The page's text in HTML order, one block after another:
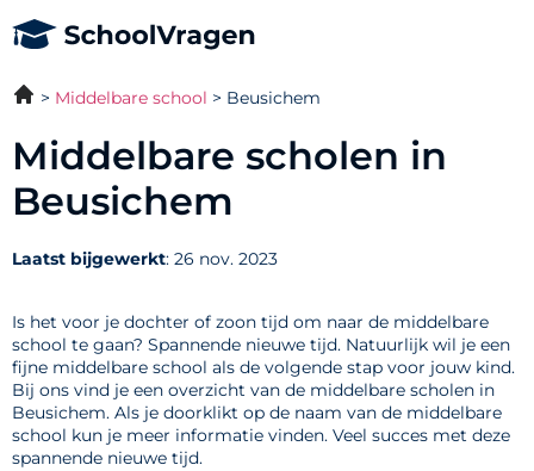
Middelbare school Beusichem
Middelbare scholen in
Beusichem
Laatst bijgewerkt: 26 nov. 2023
Is het voor je dochter of zoon tijd om naar de middelbare
school te gaan? Spannende nieuwe tijd. Natuurlijk wil je een
fijne middelbare school als de volgende stap voor jouw kind.
Bij ons vind je een overzicht van de middelbare scholen in
Beusichem. Als je doorklikt op de naam van de middelbare
school kun je meer informatie vinden. Veel succes met deze
spannende nieuwe tijd.